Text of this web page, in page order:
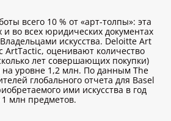
всего 10 % от «арт-толпы»: эта
и во всех юридических документах
искусства. Deloitte Art
ArtTactic, оценивают количество
лет совершающих покупки)
на уровне 1,2 млн. По данным The
глобального отчета для Basel
ими искусства в год
млн предметов.